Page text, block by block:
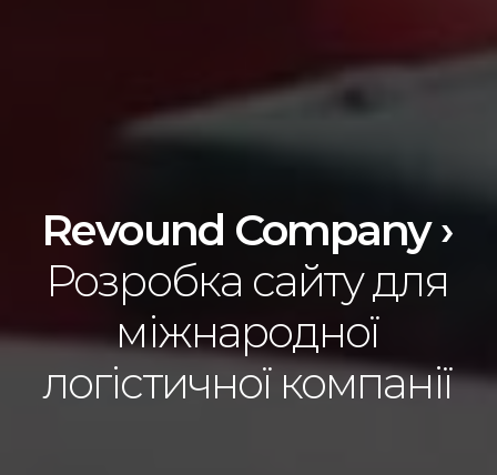
Revound Company ›
Розробка сайту для
міжнародної
логістичної компанії